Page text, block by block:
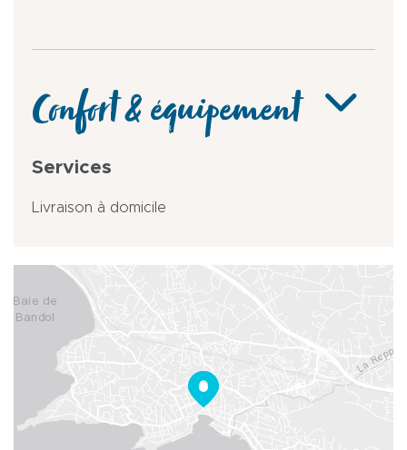
Confort & équipement
Services
Livraison à domicile